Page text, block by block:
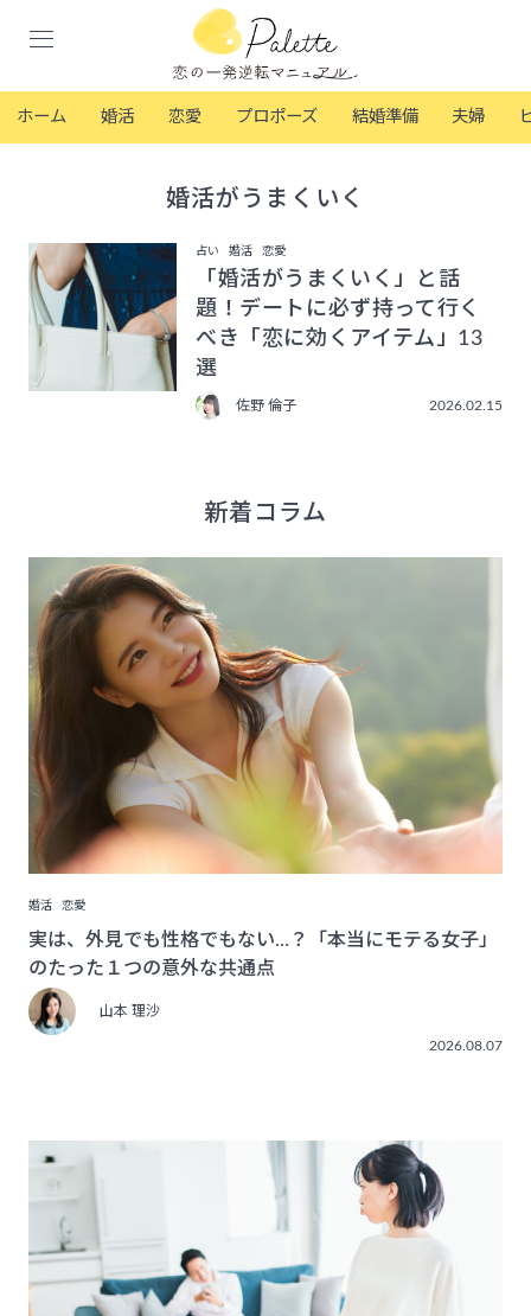
ホーム 婚活 恋愛 プロポーズ 結婚準備 夫婦
婚活がうまくいく
占い 婚活 恋愛
「婚活がうまくいく」と話
題！デートに必ず持って行く
べき「恋に効くアイテム」13
選
佐野 倫子 2026.02.15
新着コラム
婚活 恋愛
実は、外見でも性格でもない…？「本当にモテる女子」
のたった１つの意外な共通点
山本 理沙
2026.08.07